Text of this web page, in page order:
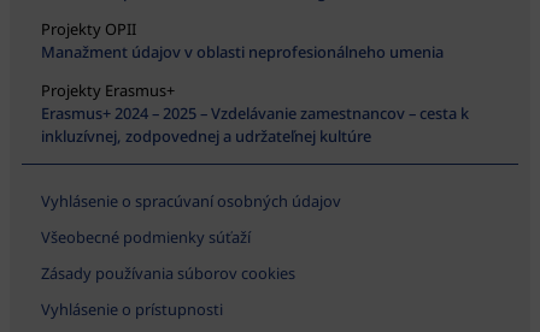
Projekty OPII
Manažment údajov v oblasti neprofesionálneho umenia
Projekty Erasmus+
Erasmus+ 2024 – 2025 – Vzdelávanie zamestnancov – cesta k
inkluzívnej, zodpovednej a udržateľnej kultúre
Vyhlásenie o spracúvaní osobných údajov
Všeobecné podmienky súťaží
Zásady používania súborov cookies
Vyhlásenie o prístupnosti